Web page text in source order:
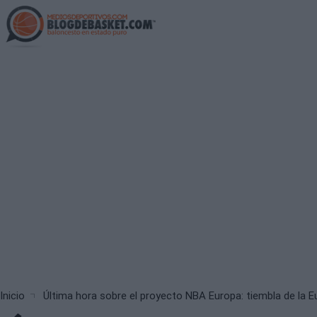
Skip
to
main
Breadcrumb
Inicio Última hora sobre el proyecto NBA Europa: tiembla de la